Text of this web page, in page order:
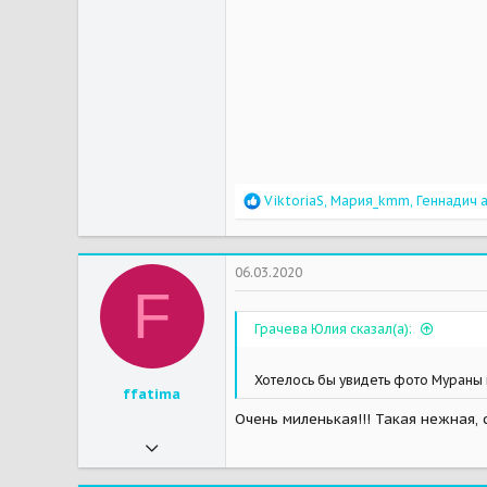
R
a
c
t
i
s
ViktoriaS, Мария_kmm, Геннадич
F
ffatima
223
06.03.2020
Грачева Юлия сказал(а):
Хотелось бы увидеть фото Мураны
Очень миленькая!!! Такая нежная,